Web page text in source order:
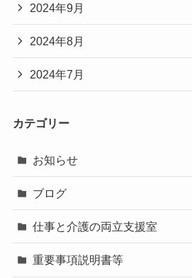
2024年9月
2024年8月
2024年7月
カテゴリー
お知らせ
ブログ
仕事と介護の両立支援室
重要事項説明書等